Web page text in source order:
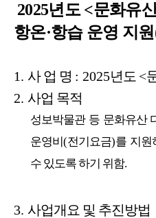
2025년도<문화유
항온·항습 운영 지원
1. 사 업 명 : 2025년도 <
2. 사업 목적
성보박물관 등 문화유산
운영비(전기요금)를 지원
수 있도록 하기 위함.
3. 사업개요 및 추진방법